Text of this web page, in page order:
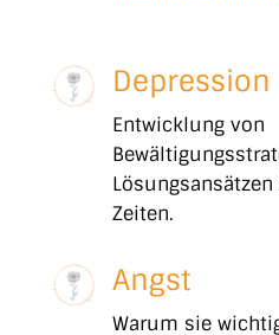
Depression
Entwicklung von
Zeiten.
Angst
Warum sie